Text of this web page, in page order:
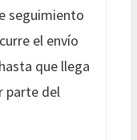
seguimiento
el envío
que llega
parte del